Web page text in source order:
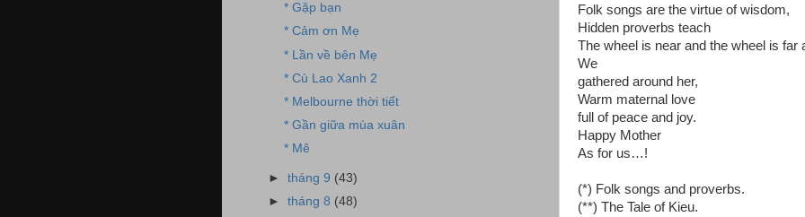
Folk songs are the virtue of wisdom,
Hidden proverbs teach
The wheel is near and the wheel is far
We
gathered around her,
Warm maternal love
full of peace and joy.
Happy Mother
As for us…!
(*) Folk songs and proverbs.
(**) The Tale of Kieu.
* Gặp bạn
* Cảm ơn Mẹ
* Lần về bên Mẹ
* Cù Lao Xanh 2
* Melbourne thời tiết
* Gần giữa mùa xuân
* Mê
►tháng 9 (43)
►tháng 8 (48)